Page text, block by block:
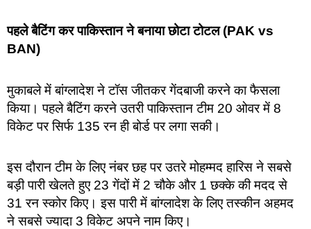
पहले बैटिंग कर पाकिस्तान ने बनाया छोटा टोटल (PAK vs
BAN)
मुकाबले में बांग्लादेश ने टॉस जीतकर गेंदबाजी करने का फैसला
किया। पहले बैटिंग करने उतरी पाकिस्तान टीम 20 ओवर में 8
विकेट पर सिर्फ 135 रन ही बोर्ड पर लगा सकी।
इस दौरान टीम के लिए नंबर छह पर उतरे मोहम्मद हारिस ने सबसे
बड़ी पारी खेलते हुए 23 गेंदों में 2 चौके और 1 छक्के की मदद से
31 रन स्कोर किए। इस पारी में बांग्लादेश के लिए तस्कीन अहमद
ने सबसे ज्यादा 3 विकेट अपने नाम किए।